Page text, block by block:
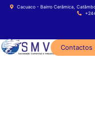
Cacuaco - Bairro Cerâmica,
Contactos